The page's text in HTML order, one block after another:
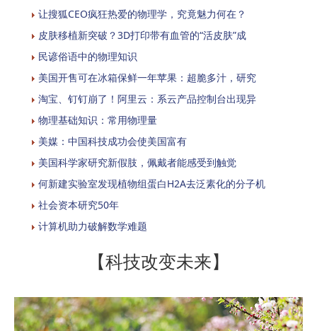
让搜狐CEO疯狂热爱的物理学，究竟魅力何在？
皮肤移植新突破？3D打印带有血管的“活皮肤”成
民谚俗语中的物理知识
美国开售可在冰箱保鲜一年苹果：超脆多汁，研究
淘宝、钉钉崩了！阿里云：系云产品控制台出现异
物理基础知识：常用物理量
美媒：中国科技成功会使美国富有
美国科学家研究新假肢，佩戴者能感受到触觉
何新建实验室发现植物组蛋白H2A去泛素化的分子机
社会资本研究50年
计算机助力破解数学难题
【科技改变未来】